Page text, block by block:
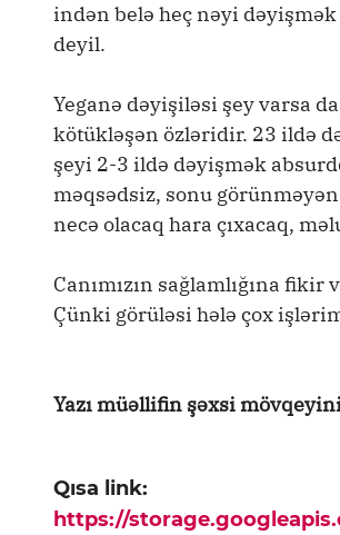
indən belə heç nəyi
deyil.
Yeganə dəyişiləsi şey varsa
kötükləşən özləridir. 23 ildə
şeyi 2-3 ildə dəyişmək
məqsədsiz, sonu
necə olacaq hara çıxacaq,
Canımızın sağlamlığına fikir
Çünki görüləsi hələ çox
Yazı müəllifin şəxsi
Qısa link:
https://